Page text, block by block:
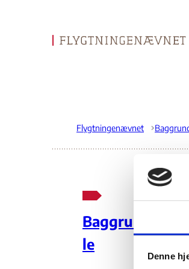
Denne
Gå til forsiden
Flygtningenævnet
le